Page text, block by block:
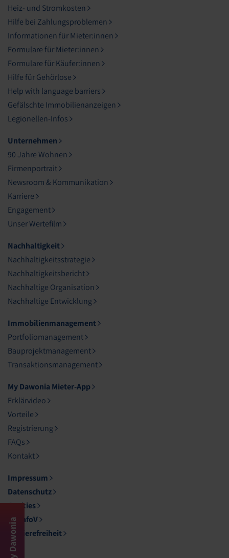
My Dawonia
Heiz- und Stromkosten
Hilfe bei Zahlungsproblemen
Informationen für Mieter:innen
Formulare für Mieter:innen
Formulare für Käufer:innen
Hilfe für Gehörlose
Help with language barriers
Gefälschte Immobilienanzeigen
Legionellen-Infos
Unternehmen
90 Jahre Wohnen
Firmenportrait
Newsroom & Kommunikation
Karriere
Engagement
Unser Wertefilm
Nachhaltigkeit
Nachhaltigkeitsstrategie
Nachhaltigkeitsbericht
Nachhaltige Organisation
Nachhaltige Entwicklung
Immobilienmanagement
Portfoliomanagement
Bauprojektmanagement
Transaktionsmanagement
My Dawonia Mieter-App
Erklärvideo
Vorteile
Registrierung
FAQs
Kontakt
Impressum
Datenschutz
Cookies
DL-InfoV
Barrierefreiheit